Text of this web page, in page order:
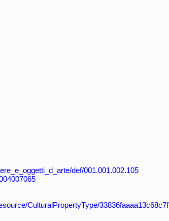
def/001.001.002.105
CulturalPropertyType/